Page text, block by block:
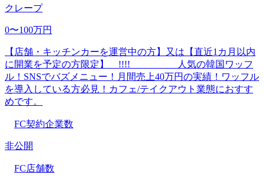
クレープ
0〜100万円
【店舗・キッチンカーを運営中の方】又は【直近1カ月以内
に開業を予定の方限定】 !!!! 人気の韓国ワッフ
ル！SNSでバズメニュー！月間売上40万円の実績！ワッフル
を導入している方必見！カフェ/テイクアウト業態におすす
めです。
FC契約企業数
非公開
FC店舗数